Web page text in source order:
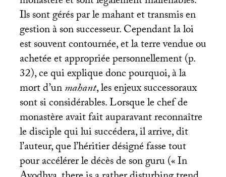
Ils sont gérés par le mahant et transmis en
gestion à son successeur. Cependant la loi
est souvent contournée, et la terre vendue ou
achetée et appropriée personnellement (p.
32), ce qui explique donc pourquoi, à la
mort d’unmahant, les enjeux successoraux
sont si considérables. Lorsque le chef de
monastère avait fait auparavant reconnaître
le disciple qui lui succédera, il arrive, dit
l’auteur, que l’héritier désigné fasse tout
pour accélérer le décès de son guru («In